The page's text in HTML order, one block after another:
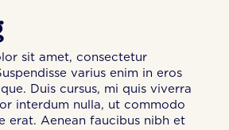
sit amet, consectetur
varius enim in eros
Duis cursus, mi quis viverra
interdum nulla, ut commodo
erat. Aenean faucibus nibh et